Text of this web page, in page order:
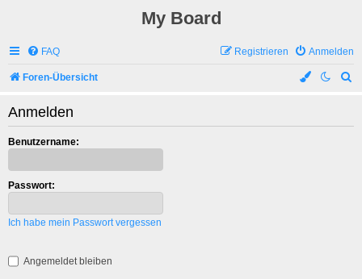
My Board
FAQ Anmelden
Registrieren
Foren-Übersicht
Anmelden
Benutzername:
Passwort:
Ich habe mein Passwort vergessen
Angemeldet bleiben